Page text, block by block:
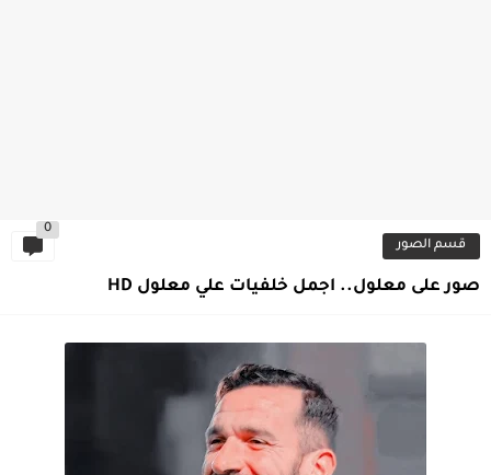
قسم الصور
0
صور على معلول.. اجمل خلفيات علي معلول HD